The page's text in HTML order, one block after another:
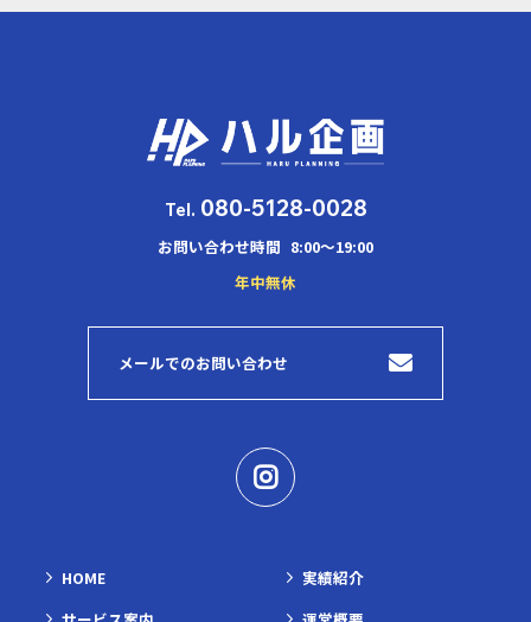
Tel. 080-5128-0028
お問い合わせ時間 8:00～19:00
年中無休
メールでのお問い合わせ
HOME
実績紹介